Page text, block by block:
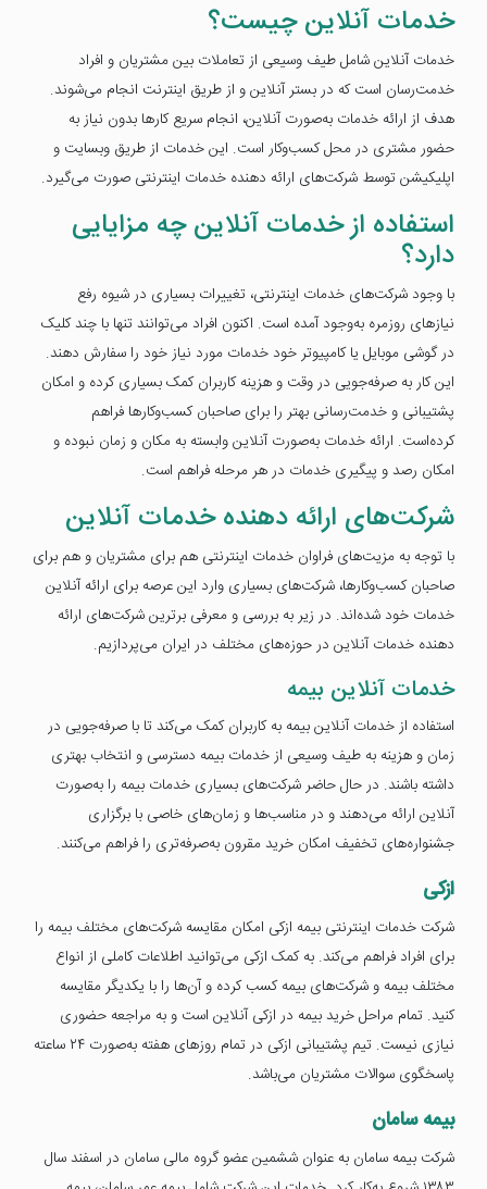
خدمات آنلاین چیست؟
خدمات آنلاین شامل طیف وسیعی از تعاملات بین مشتریان و افراد
خدمت‌رسان است که در بستر آنلاین و از طریق اینترنت انجام می‌شوند.
هدف از ارائه خدمات به‌صورت آنلاین، انجام سریع کارها بدون نیاز به
حضور مشتری در محل کسب‌وکار است. این خدمات از طریق وبسایت و
اپلیکیشن توسط شرکت‌های ارائه دهنده خدمات اینترنتی صورت می‌گیرد.
استفاده از خدمات آنلاین چه مزایایی
دارد؟
با وجود شرکت‌های خدمات اینترنتی، تغییرات بسیاری در شیوه رفع
نیازهای روزمره به‌وجود آمده است. اکنون افراد می‌توانند تنها با چند کلیک
در گوشی موبایل یا کامپیوتر خود خدمات مورد نیاز خود را سفارش دهند.
این کار به صرفه‌جویی در وقت و هزینه کاربران کمک بسیاری کرده و امکان
پشتیبانی و خدمت‌رسانی بهتر را برای صاحبان کسب‌وکارها فراهم
کرده‌است. ارائه خدمات به‌صورت آنلاین وابسته به مکان و زمان نبوده و
امکان رصد و پیگیری خدمات در هر مرحله فراهم است.
شرکت‌های ارائه دهنده خدمات آنلاین
با توجه به مزیت‌های فراوان خدمات اینترنتی هم برای مشتریان و هم برای
صاحبان کسب‌وکارها، شرکت‌های بسیاری وارد این عرصه برای ارائه آنلاین
خدمات خود شده‌اند. در زیر به بررسی و معرفی برترین شرکت‌های ارائه
دهنده خدمات آنلاین در حوزه‌های مختلف در ایران می‌پردازیم.
خدمات آنلاین بیمه
استفاده از خدمات آنلاین بیمه به کاربران کمک می‌کند تا با صرفه‌جویی در
زمان و هزینه به طیف وسیعی از خدمات بیمه دسترسی و انتخاب بهتری
داشته باشند. در حال حاضر شرکت‌های بسیاری خدمات بیمه را به‌صورت
آنلاین ارائه می‌دهند و در مناسب‌ها و زمان‌های خاصی با برگزاری
جشنواره‌های تخفیف امکان خرید مقرون ‌به‌صرفه‌تری را فراهم می‌کنند.
ازکی
شرکت خدمات اینترنتی بیمه ازکی امکان مقایسه شرکت‌های مختلف بیمه را
برای افراد فراهم می‌کند. به کمک ازکی می‌توانید اطلاعات کاملی از انواع
مختلف بیمه و شرکت‌های بیمه کسب کرده و آن‌ها را با یکدیگر مقایسه
کنید. تمام مراحل خرید بیمه در ازکی آنلاین است و به مراجعه حضوری
نیازی نیست. تیم پشتیبانی ازکی در تمام روزهای هفته به‌صورت ۲۴ ساعته
پاسخگوی سوالات مشتریان می‌باشد.
بیمه سامان
شرکت بیمه سامان به عنوان ششمین عضو گروه مالی سامان در اسفند سال